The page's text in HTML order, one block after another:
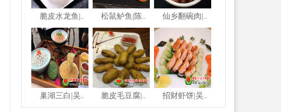
脆皮水龙鱼|.. 松鼠鲈鱼|陈.. 仙乡翻碗肉|..
巢湖三白|吴.. 脆皮毛豆腐|.. 招财虾饼|吴..